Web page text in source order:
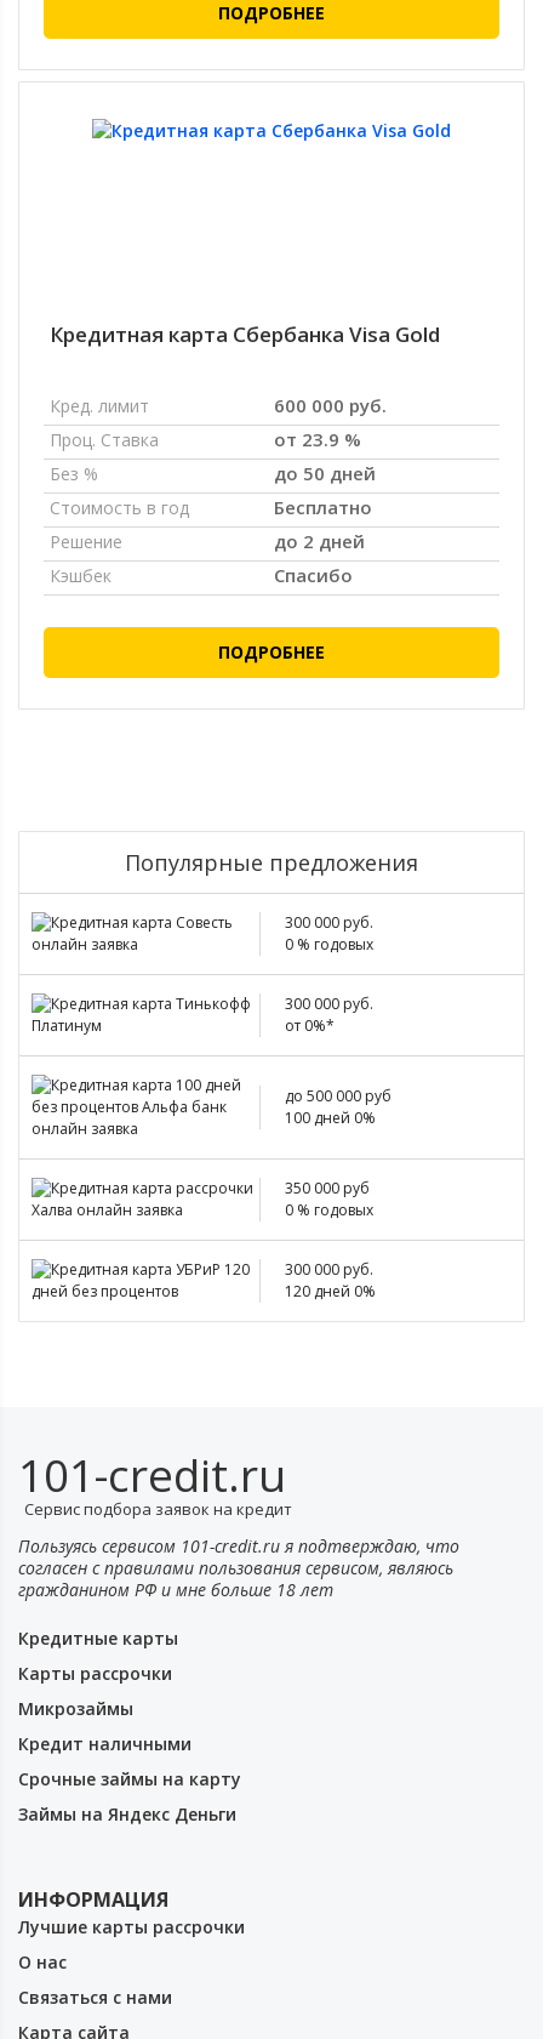
ПОДРОБНЕЕ
Кредитная карта Сбербанка Visa Gold
Кред. лимит 600 000 руб.
Проц. Ставка от 23.9 %
Без % до 50 дней
Стоимость в год Бесплатно
Решение до 2 дней
Кэшбек Спасибо
ПОДРОБНЕЕ
Популярные предложения
300 000 руб.
0 % годовых
300 000 руб.
от 0%*
до 500 000 руб
100 дней 0%
350 000 руб
0 % годовых
300 000 руб.
120 дней 0%
101-credit.ru
Сервис подбора заявок на кредит
Пользуясь сервисом 101-credit.ru я подтверждаю, что
согласен с правилами пользования сервисом, являюсь
гражданином РФ и мне больше 18 лет
Кредитные карты
Карты рассрочки
Микрозаймы
Кредит наличными
Срочные займы на карту
Займы на Яндекс Деньги
ИНФОРМАЦИЯ
Лучшие карты рассрочки
О нас
Связаться с нами
Карта сайта